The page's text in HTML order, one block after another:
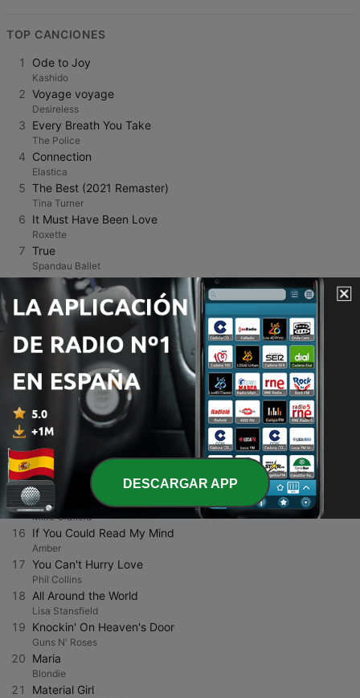
TOP CANCIONES
1 Ode to Joy
Kashido
2 Voyage voyage
Desireless
3 Every Breath You Take
The Police
4 Connection
Elastica
5 The Best (2021 Remaster)
Tina Turner
6 It Must Have Been Love
Roxette
7 True
Spandau Ballet
8 I'm So Excited
The Pointer Sisters
9 Can't Take My Eyes Off You
10 You Can Leave Your Hat On
11 To Be With You In Heaven
Scorpions
12 Heaven
Bryan Adams
13 What's Up?
4 Non Blondes
14 U Can't Touch This
MC Hammer
15 To France
Mike Oldfield
16 If You Could Read My Mind
Amber
17 You Can't Hurry Love
Phil Collins
18 All Around the World
Lisa Stansfield
19 Knockin' On Heaven's Door
Guns N' Roses
20 Maria
Blondie
21 Material Girl
DESCARGAR APP